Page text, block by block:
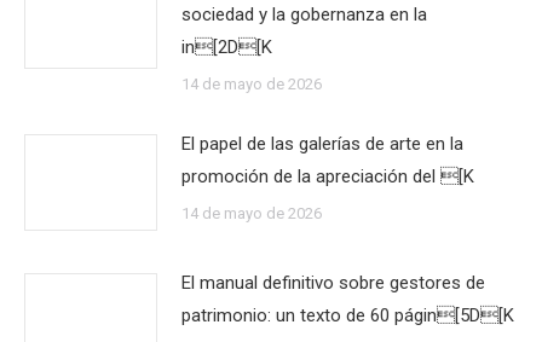
sociedad y la gobernanza en la
in[2D[K
14 de mayo de 2026
El papel de las galerías de arte en la
promoción de la apreciación del [K
14 de mayo de 2026
El manual definitivo sobre gestores de
patrimonio: un texto de 60 págin[5D[K